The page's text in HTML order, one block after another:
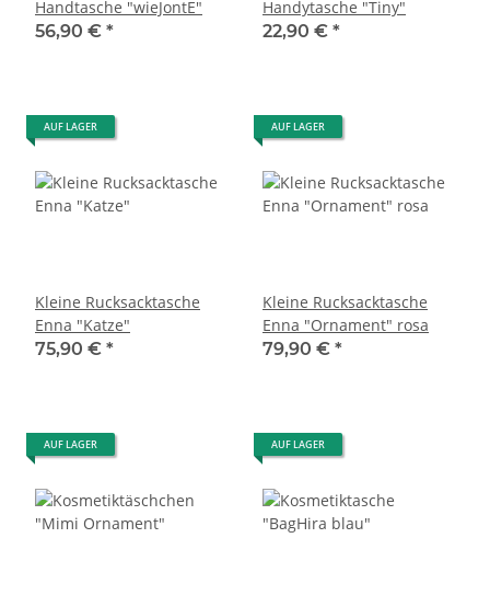
Handtasche "wieJontE"
56,90 € *
Handytasche "Tiny"
22,90 € *
AUF LAGER
Kleine Rucksacktasche
Enna "Katze"
75,90 € *
AUF LAGER
Kleine Rucksacktasche
Enna "Ornament" rosa
79,90 € *
AUF LAGER AUF LAGER